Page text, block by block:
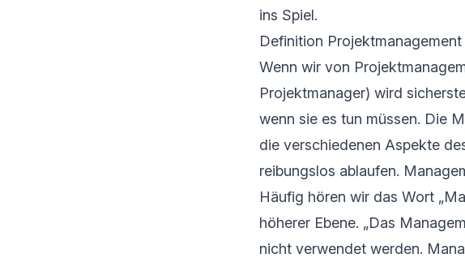
ins Spiel.
Definition Projektmanagement
Wenn wir von
Projektmanager) wird
wenn sie es tun müssen. Die
die verschiedenen Aspekte
reibungslos ablaufen.
Häufig hören wir das Wort
höherer Ebene. „Das
nicht verwendet werden.